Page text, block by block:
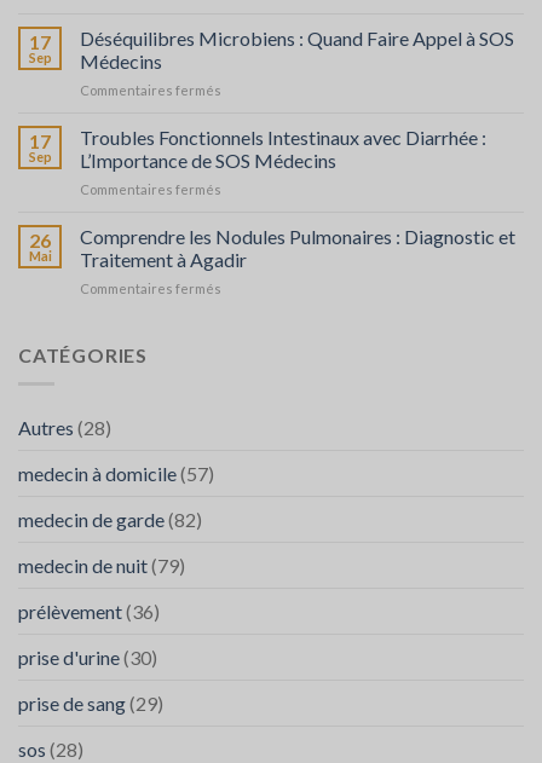
et
Prébiotiques
et
l’Importance
en
Cas
17
Sep
Déséquilibres Microbiens : Quand Faire Appel à SOS
Médecins
Commentaires fermés
Microbiens
:
Quand
à
SOS
17
Sep
Troubles Fonctionnels Intestinaux avec Diarrhée :
L’Importance de SOS Médecins
Commentaires fermés
Fonctionnels
Intestinaux
avec
26
Mai
Comprendre les Nodules Pulmonaires : Diagnostic et
Traitement à Agadir
Commentaires fermés
CATÉGORIES
Autres (28)
medecin à domicile(57)
medecin de garde(82)
medecin de nuit(79)
prélèvement(36)
prise d'urine(30)
prise de sang(29)
sos (28)